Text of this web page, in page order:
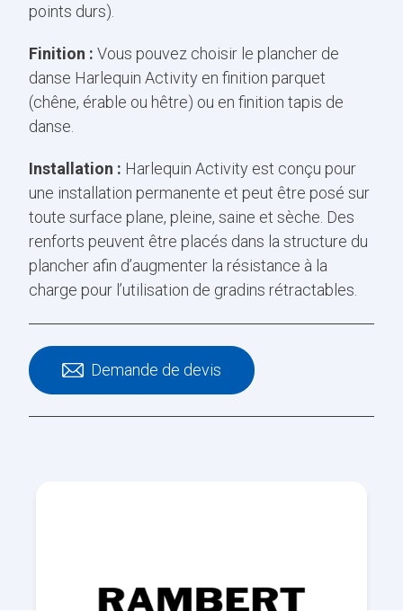
points durs).
Finition : Vous pouvez choisir le plancher de
danse Harlequin Activity en finition parquet
(chêne, érable ou hêtre) ou en finition tapis de
danse.
Installation : Harlequin Activity est conçu pour
une installation permanente et peut être posé sur
toute surface plane, pleine, saine et sèche. Des
renforts peuvent être placés dans la structure du
plancher afin d’augmenter la résistance à la
charge pour l’utilisation de gradins rétractables.
Demande de devis